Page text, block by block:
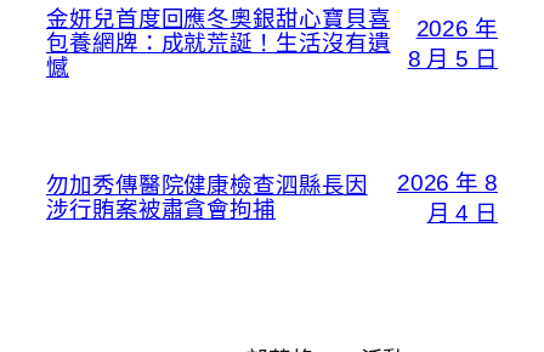
金妍兒首度回應冬奧銀甜心寶貝喜
包養網牌：成就荒誕！生活沒有遺
憾
2026 年
8 月 5 日
勿加秀傳醫院健康檢查泗縣長因
涉行賄案被肅貪會拘捕
2026 年 8
月 4 日